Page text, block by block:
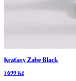
Kraťasy Zahe Black
1 699 Kč